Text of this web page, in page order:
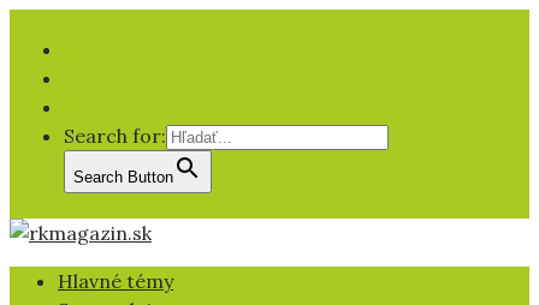
Search for:
Search Button
Hlavné témy